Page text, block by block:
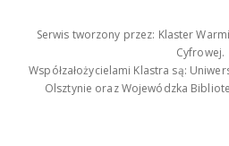
Serwis tworzony przez: Klaster
Cyfrowej.
Współzałożycielami Klastra są:
Olsztynie oraz Wojewódzka